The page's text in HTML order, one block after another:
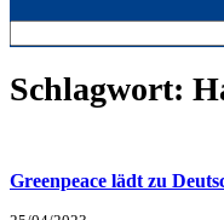
Schlagwort:
Greenpeace lädt zu